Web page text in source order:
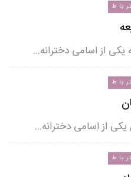
با ط
یکی از اسامی دخترانه…
با ط
از اسامی دخترانه…
با ط